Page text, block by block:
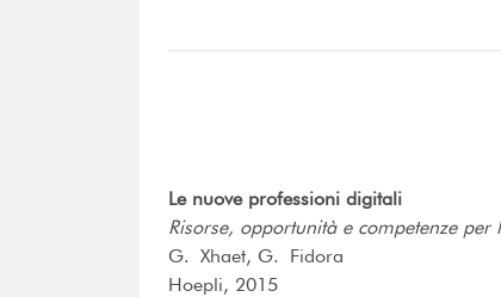
Le nuove professioni digitali
Risorse, opportunità e competenze
G. Xhaet, G. Fidora
Hoepli, 2015